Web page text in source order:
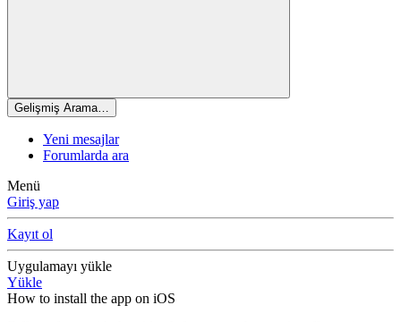
Gelişmiş Arama…
Yeni mesajlar
Forumlarda ara
Menü
Giriş yap
Kayıt ol
Uygulamayı yükle
Yükle
How to install the app on iOS